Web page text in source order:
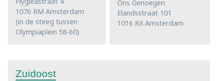
1076 RM Amsterdam
(in de steeg tussen
Olympiaplein 58-60)
Ons Genoegen
Elandsstraat 101
1016 RX Amsterdam
Zuidoost